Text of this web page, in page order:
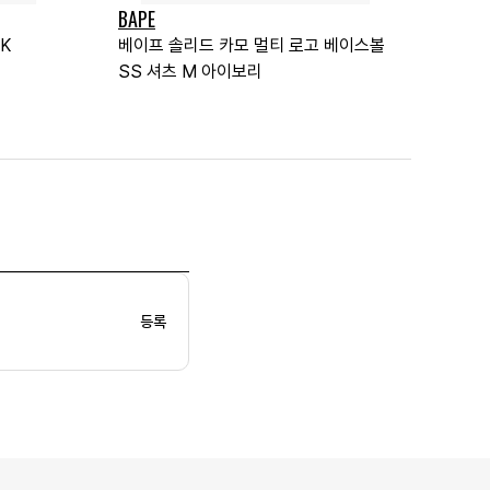
BAPE
베이프 솔리드 카모 멀티 로고 베이스볼
SS 셔츠 M 아이보리
등록